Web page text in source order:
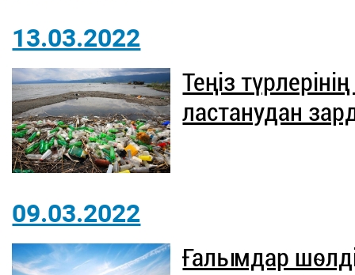
13.03.2022
Теңіз
ластанудан
09.03.2022
Ғалымдар